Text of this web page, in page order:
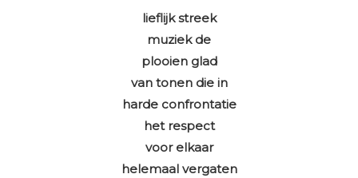
lieflijk streek
muziek de
plooien glad
van tonen die in
harde confrontatie
het respect
voor elkaar
helemaal vergaten